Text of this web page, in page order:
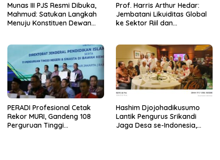
Munas III PJS Resmi Dibuka,
Mahmud: Satukan Langkah
Menuju Konstituen Dewan
Prof. Harris Arthur Hedar:
Jembatani Likuiditas Global
ke Sektor Riil dan
PFII
PERADI Profesional Cetak
Rekor MURI, Gandeng 108
Perguruan Tinggi
Hashim Djojohadikusumo
Lantik Pengurus Srikandi
Jaga Desa se-Indonesia,